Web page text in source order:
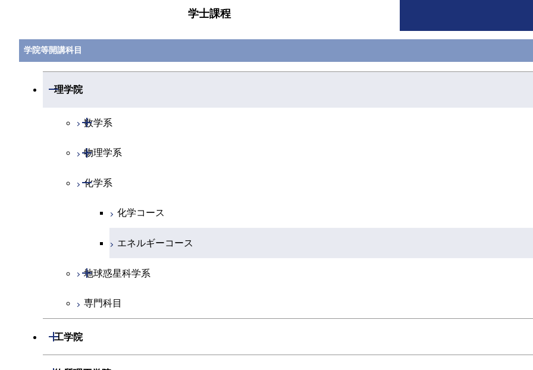
学士課程
学院等開講科目
理学院
開閉
数学系
開閉
数学コース
物理学系
開閉
化学系
開閉
化学コース
エネルギーコース
地球惑星科学系
開閉
地球惑星科学コース
専門科目
工学院
開閉
開閉